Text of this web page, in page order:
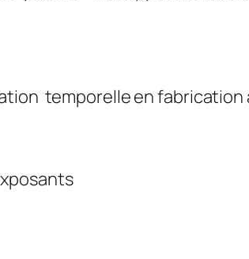
temporelle en fabrication